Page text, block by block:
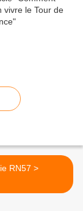
Voirie RN57 >